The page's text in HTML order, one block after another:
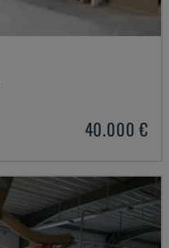
40.000 €